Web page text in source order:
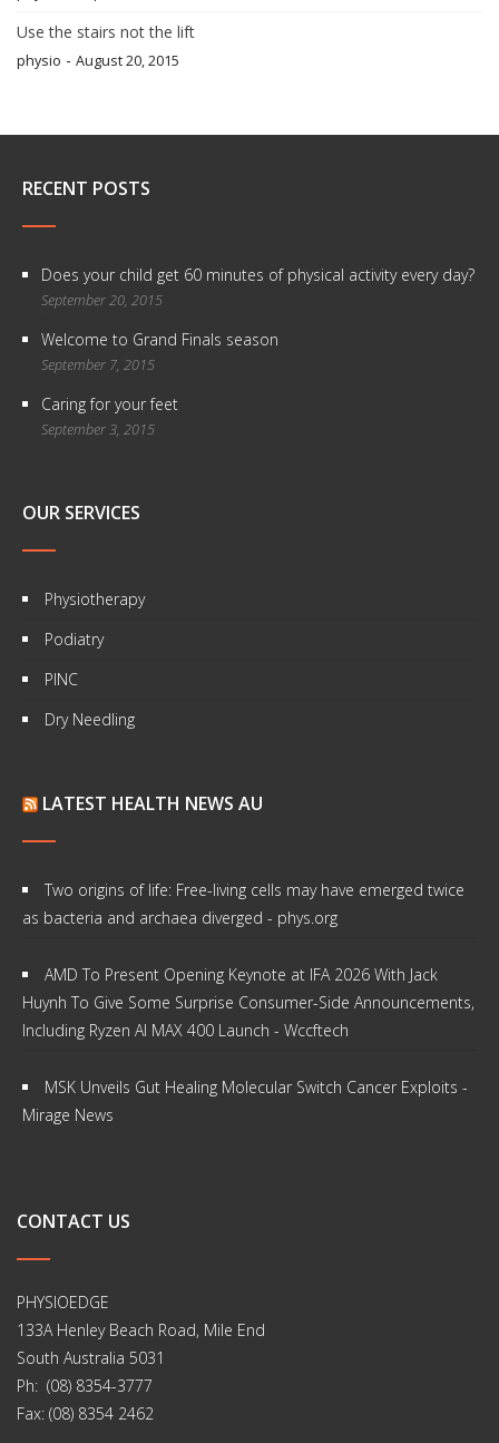
Use the stairs not the lift
physio - August 20, 2015
RECENT POSTS
Does your child get 60 minutes of physical activity every day?
September 20, 2015
Welcome to Grand Finals season
September 7, 2015
Caring for your feet
September 3, 2015
OUR SERVICES
Physiotherapy
Podiatry
PINC
Dry Needling
LATEST HEALTH NEWS AU
Two origins of life: Free-living cells may have emerged twice
as bacteria and archaea diverged - phys.org
AMD To Present Opening Keynote at IFA 2026 With Jack
Huynh To Give Some Surprise Consumer-Side Announcements,
Including Ryzen AI MAX 400 Launch - Wccftech
MSK Unveils Gut Healing Molecular Switch Cancer Exploits -
Mirage News
CONTACT US
PHYSIOEDGE
133A Henley Beach Road, Mile End
South Australia 5031
Ph: (08) 8354-3777
Fax: (08) 8354 2462